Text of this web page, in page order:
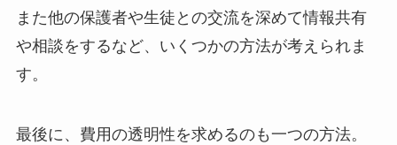
また他の保護者や生徒との交流を深めて情報共有
や相談をするなど、いくつかの方法が考えられま
す。
最後に、費用の透明性を求めるのも一つの方法。